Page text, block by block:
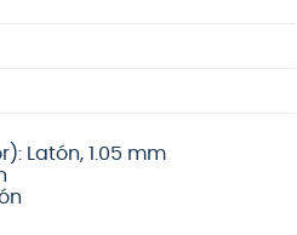
Latón, 1.05 mm